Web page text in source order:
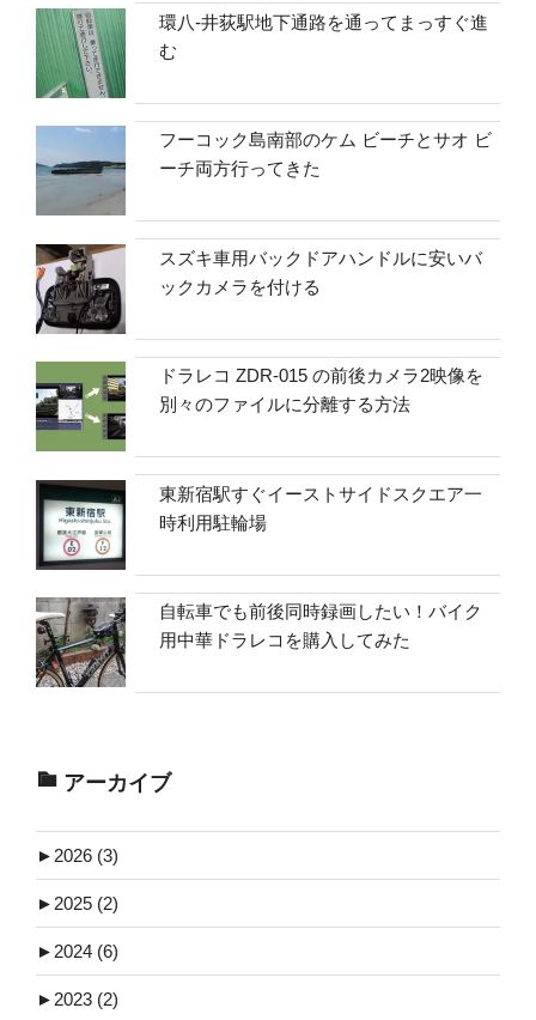
環八-井荻駅地下通路を通ってまっすぐ進
む
フーコック島南部のケム ビーチとサオ ビ
ーチ両方行ってきた
スズキ車用バックドアハンドルに安いバ
ックカメラを付ける
ドラレコ ZDR-015 の前後カメラ2映像を
別々のファイルに分離する方法
東新宿駅すぐイーストサイドスクエア一
時利用駐輪場
自転車でも前後同時録画したい！バイク
用中華ドラレコを購入してみた
アーカイブ
► 2026 (3)
► 2025 (2)
► 2024 (6)
► 2023 (2)